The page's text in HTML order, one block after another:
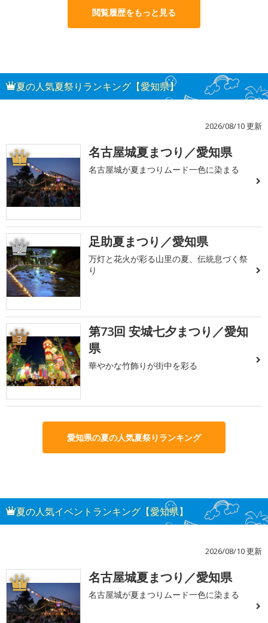
閲覧履歴をもっと見る
夏の人気夏祭りランキング【愛知県】
2026/08/10 更新
1 名古屋城夏まつり／愛知県
名古屋城が夏まつりムード一色に染まる
2 足助夏まつり／愛知県
万灯と花火が彩る山里の夏、伝統息づく祭
り
3
第73回 安城七夕まつり／愛知
県
華やかな竹飾りが街中を彩る
愛知県の夏の人気夏祭りランキング
夏の人気イベントランキング【愛知県】
2026/08/10 更新
1 名古屋城夏まつり／愛知県
名古屋城が夏まつりムード一色に染まる